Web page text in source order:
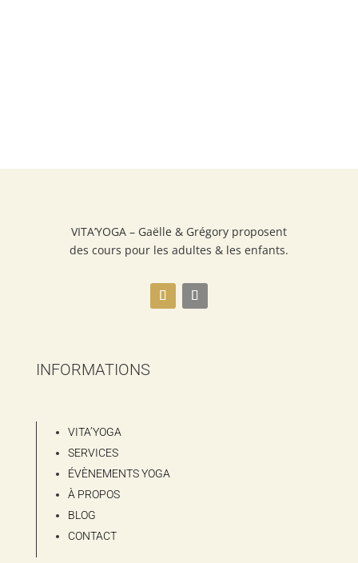
VITA’YOGA – Gaëlle & Grégory proposent
des cours pour les adultes & les enfants.
INFORMATIONS
VITA’YOGA
SERVICES
ÉVÈNEMENTS YOGA
À PROPOS
BLOG
CONTACT